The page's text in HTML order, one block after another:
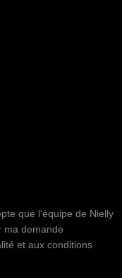
que l'équipe de Nielly
ma demande
et aux conditions